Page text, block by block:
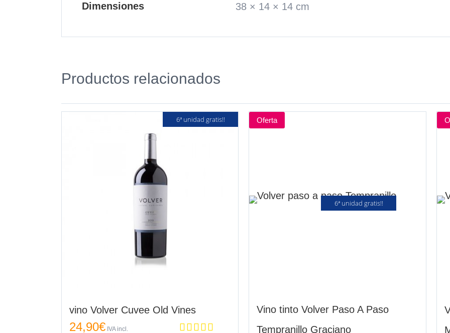
Dimensiones
38 × 14 × 14 cm
Productos relacionados
6ª unidad gratis!!
vino Volver Cuvee Old Vines
24,90€ IVA incl.
Oferta
6ª unidad gratis!!
Vino tinto Volver Paso A Paso
Tempranillo Graciano